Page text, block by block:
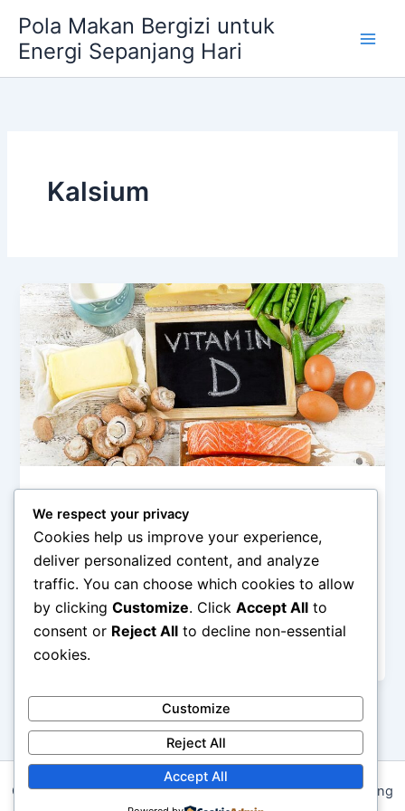
content
Pola Makan Bergizi untuk
Energi Sepanjang Hari
Kalsium
Vitamin D & Kalsium: Pentingnya untuk
Imunitas & Tulang Kuat
admin January 1, 2026
Vitamin D & Kalsium: Pentingnya untuk Imunitas &
Tulang Kuat – Vitamin D dan kalsium sering disebut
beriringan karena keduanya […]
Copyright © 2026 Pola Makan Bergizi untuk Energi Sepanjang
We respect your privacy
Cookies help us improve your experience,
deliver personalized content, and analyze
traffic. You can choose which cookies to allow
by clicking Customize. Click Accept All to
consent or Reject All to decline non-essential
cookies.
Customize
Reject All
Accept All